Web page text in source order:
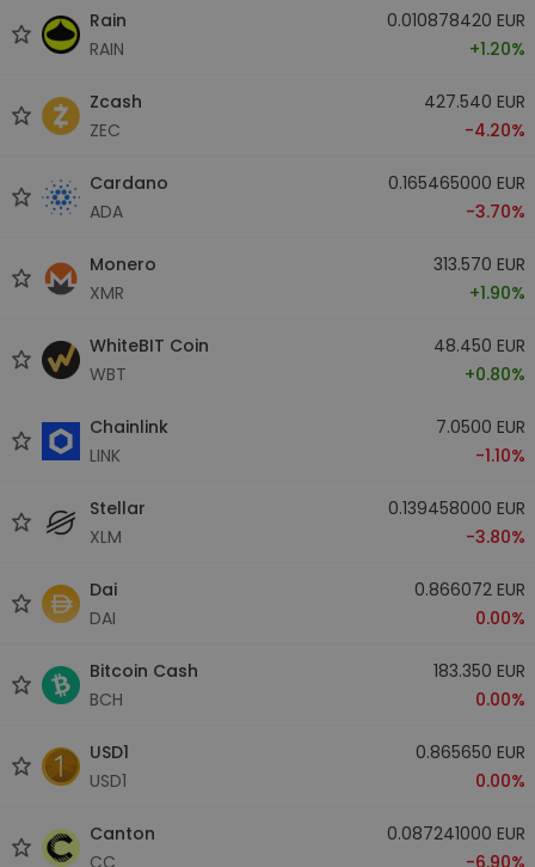
Rain
RAIN
0.010878420 EUR
+1.20%
Zcash
ZEC
427.540 EUR
-4.20%
Cardano
ADA
0.165465000 EUR
-3.70%
Monero
XMR
313.570 EUR
+1.90%
WhiteBIT Coin
WBT
48.450 EUR
+0.80%
Chainlink
LINK
7.0500 EUR
-1.10%
Stellar
XLM
0.139458000 EUR
-3.80%
Dai
DAI
0.866072 EUR
0.00%
Bitcoin Cash
BCH
183.350 EUR
0.00%
USD1
USD1
0.865650 EUR
0.00%
Canton
CC
0.087241000 EUR
-6.90%